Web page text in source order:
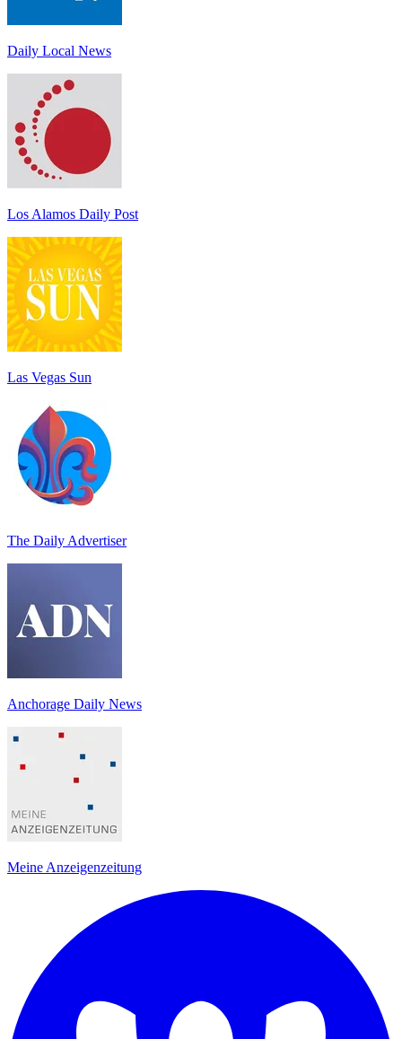
Daily Local News
Los Alamos Daily Post
Las Vegas Sun
The Daily Advertiser
Anchorage Daily News
Meine Anzeigenzeitung